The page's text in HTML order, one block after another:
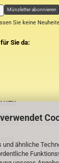
und ähnliche
Münzletter abonnieren
Sie keine
Sie da:
– für
/ 5.00 – echte